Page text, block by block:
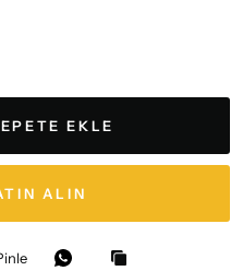
EKLE
ALIN